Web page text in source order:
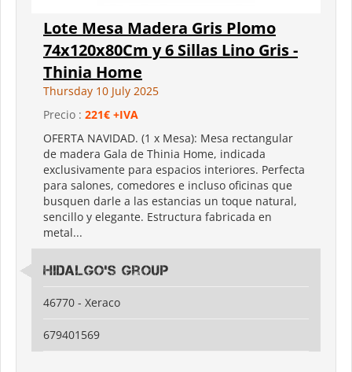
Lote Mesa Madera Gris Plomo
74x120x80Cm y 6 Sillas Lino Gris -
Thinia Home
Thursday 10 July 2025
Precio : 221€ +IVA
OFERTA NAVIDAD. (1 x Mesa): Mesa rectangular
de madera Gala de Thinia Home, indicada
exclusivamente para espacios interiores. Perfecta
para salones, comedores e incluso oficinas que
busquen darle a las estancias un toque natural,
sencillo y elegante. Estructura fabricada en
metal...
Hidalgo's Group
46770 - Xeraco
679401569